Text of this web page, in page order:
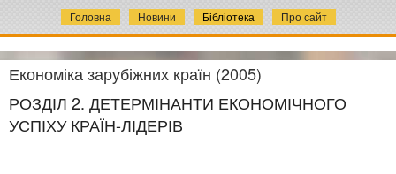
Головна Новини Бібліотека Про сайт
Економіка зарубіжних країн (2005)
РОЗДІЛ 2. ДЕТЕРМІНАНТИ ЕКОНОМІЧНОГО
УСПІХУ КРАЇН-ЛІДЕРІВ